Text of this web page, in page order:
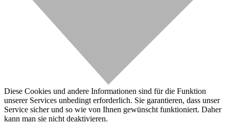
Diese Cookies und andere Informationen sind für die Funktion
unserer Services unbedingt erforderlich. Sie garantieren, dass unser
Service sicher und so wie von Ihnen gewünscht funktioniert. Daher
kann man sie nicht deaktivieren.